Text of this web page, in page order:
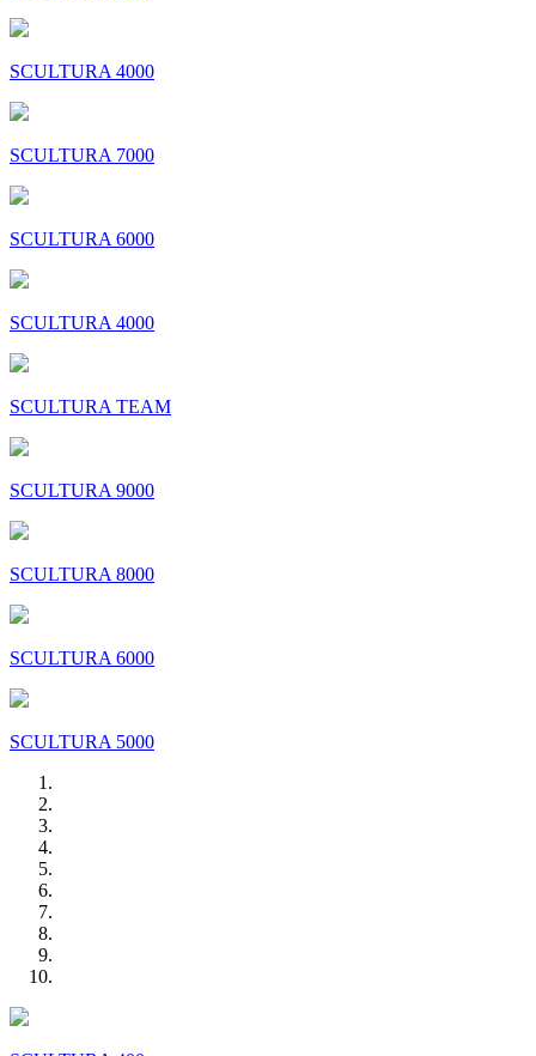
SCULTURA 4000
SCULTURA 7000
SCULTURA 6000
SCULTURA 4000
SCULTURA TEAM
SCULTURA 9000
SCULTURA 8000
SCULTURA 6000
SCULTURA 5000